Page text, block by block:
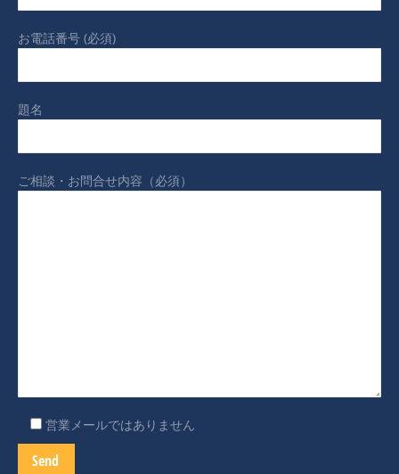
お電話番号 (必須)
題名
ご相談・お問合せ内容（必須）
営業メールではありません